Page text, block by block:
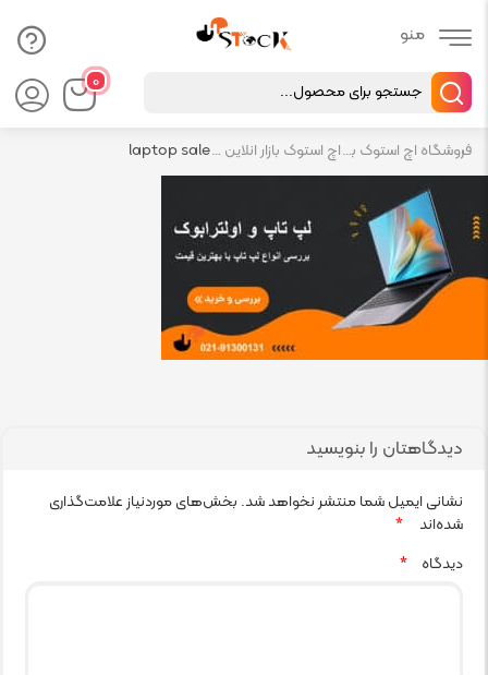
۰
Products
search
فروشگاه اچ استوک بازار انلاین تجهیزات کامپیوتر استوک اچ استوک بازار انلاین تجهیزات کامپیوتر استوکlaptop sale
دیدگاهتان را بنویسید
نشانی ایمیل شما منتشر نخواهد شد. بخش‌های موردنیاز علامت‌گذاری
شده‌اند
*
دیدگاه
*